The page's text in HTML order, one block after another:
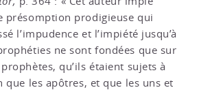
présomption prodigieuse qui
l’impudence et l’impiété jusqu’à
ne sont fondées que sur
qu’ils étaient sujets à
que les apôtres, et que les uns et